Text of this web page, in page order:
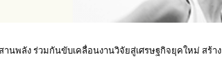
นพลัง ร่วมกันขับเคลื่อนงานวิจัยสู่เศรษฐกิจยุคใหม่ สร้าง